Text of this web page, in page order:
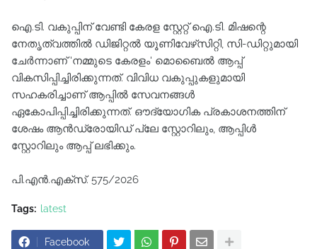
ഐ.ടി. വകുപ്പിന് വേണ്ടി കേരള സ്റ്റേറ്റ് ഐ.ടി. മിഷന്റെ
നേതൃത്വത്തിൽ ഡിജിറ്റൽ യൂണിവേഴ്‌സിറ്റി, സി-ഡിറ്റുമായി
ചേർന്നാണ് 'നമ്മുടെ കേരളം' മൊബൈൽ ആപ്പ്
വികസിപ്പിച്ചിരിക്കുന്നത്. വിവിധ വകുപ്പുകളുമായി
സഹകരിച്ചാണ് ആപ്പിൽ സേവനങ്ങൾ
ഏകോപിപ്പിച്ചിരിക്കുന്നത്. ഔദ്യോഗിക പ്രകാശനത്തിന്
ശേഷം ആൻഡ്രോയിഡ് പ്ലേ സ്റ്റോറിലും, ആപ്പിൾ
സ്റ്റോറിലും ആപ്പ് ലഭിക്കും.
പി.എൻ.എക്സ്. 575/2026
Tags: latest
Facebook